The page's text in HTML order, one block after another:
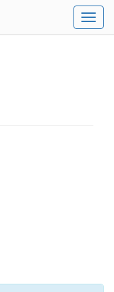
Меню